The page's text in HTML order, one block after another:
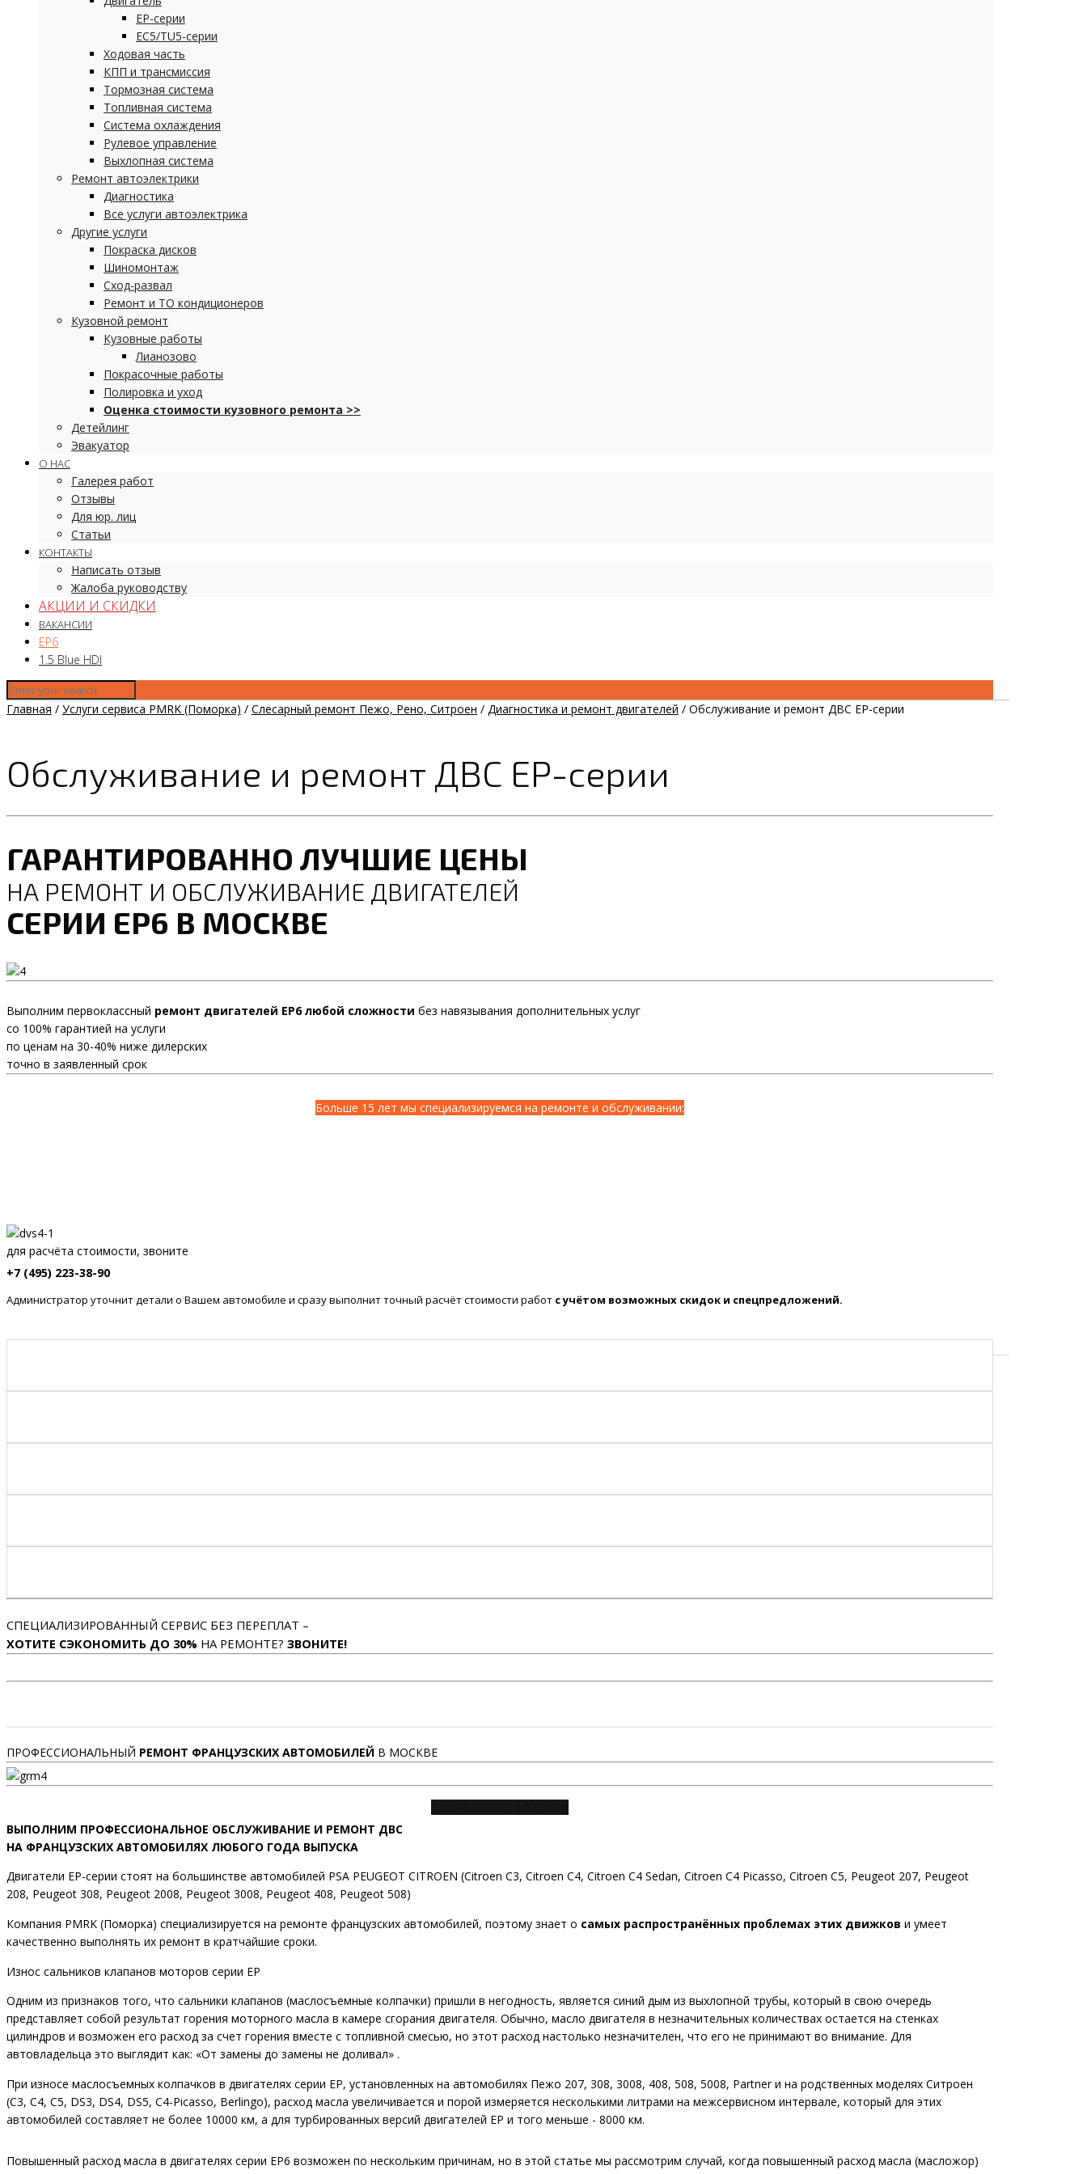
EP-серии
EC5/TU5-серии
Ходовая часть
КПП и трансмиссия
Тормозная система
Топливная система
Система охлаждения
Рулевое управление
Выхлопная система
Ремонт автоэлектрики
Диагностика
Все услуги автоэлектрика
Другие услуги
Покраска дисков
Шиномонтаж
Сход-развал
Ремонт и ТО кондиционеров
Кузовной ремонт
Кузовные работы
Лианозово
Покрасочные работы
Полировка и уход
Оценка стоимости кузовного ремонта >>
Детейлинг
Эвакуатор
О НАС
Галерея работ
Отзывы
Для юр. лиц
Статьи
КОНТАКТЫ
Написать отзыв
Жалоба руководству
АКЦИИ И СКИДКИ
ВАКАНСИИ
EP6
1.5 Blue HDI
Главная / Услуги сервиса PMRK (Поморка) / Слесарный ремонт Пежо, Рено, Ситроен / Диагностика и ремонт двигателей / Обслуживание и ремонт ДВС EP-серии
Обслуживание и ремонт ДВС EP-серии
ГАРАНТИРОВАННО ЛУЧШИЕ ЦЕНЫ
НА РЕМОНТ И ОБСЛУЖИВАНИЕ ДВИГАТЕЛЕЙ
СЕРИИ EP6 В МОСКВЕ
Выполним первоклассный ремонт двигателей EP6 любой сложности без навязывания дополнительных услуг
со 100% гарантией на услуги
по ценам на 30-40% ниже дилерских
точно в заявленный срок
Больше 15 лет мы специализируемся на ремонте и обслуживании:
для расчёта стоимости, звоните
+7 (495) 223-38-90
Администратор уточнит детали о Вашем автомобиле и сразу выполнит точный расчёт стоимости работ с учётом возможных скидок и спецпредложений.
СПЕЦИАЛИЗИРОВАННЫЙ СЕРВИС БЕЗ ПЕРЕПЛАТ –
ХОТИТЕ СЭКОНОМИТЬ ДО 30% НА РЕМОНТЕ? ЗВОНИТЕ!
ПРОФЕССИОНАЛЬНЫЙ РЕМОНТ ФРАНЦУЗСКИХ АВТОМОБИЛЕЙ В МОСКВЕ
ВЫПОЛНИМ ПРОФЕССИОНАЛЬНОЕ ОБСЛУЖИВАНИЕ И РЕМОНТ ДВС
НА ФРАНЦУЗСКИХ АВТОМОБИЛЯХ ЛЮБОГО ГОДА ВЫПУСКА
Двигатели EP-серии стоят на большинстве автомобилей PSA PEUGEOT CITROEN (Citroen C3, Citroen C4, Citroen C4 Sedan, Citroen C4 Picasso, Citroen C5, Peugeot 207, Peugeot
208, Peugeot 308, Peugeot 2008, Peugeot 3008, Peugeot 408, Peugeot 508)
Компания PMRK (Поморка) специализируется на ремонте французских автомобилей, поэтому знает о самых распространённых проблемах этих движков и умеет
качественно выполнять их ремонт в кратчайшие сроки.
Износ сальников клапанов моторов серии EP
Одним из признаков того, что сальники клапанов (маслосъемные колпачки) пришли в негодность, является синий дым из выхлопной трубы, который в свою очередь
представляет собой результат горения моторного масла в камере сгорания двигателя. Обычно, масло двигателя в незначительных количествах остается на стенках
цилиндров и возможен его расход за счет горения вместе с топливной смесью, но этот расход настолько незначителен, что его не принимают во внимание. Для
автовладельца это выглядит как: «От замены до замены не доливал» .
При износе маслосъемных колпачков в двигателях серии EP, установленных на автомобилях Пежо 207, 308, 3008, 408, 508, 5008, Partner и на родственных моделях Ситроен
(С3, С4, С5, DS3, DS4, DS5, С4-Picasso, Berlingo), расход масла увеличивается и порой измеряется несколькими литрами на межсервисном интервале, который для этих
автомобилей составляет не более 10000 км, а для турбированных версий двигателей EP и того меньше - 8000 км.
Повышенный расход масла в двигателях серии EP6 возможен по нескольким причинам, но в этой статье мы рассмотрим случай, когда повышенный расход масла (масложор)